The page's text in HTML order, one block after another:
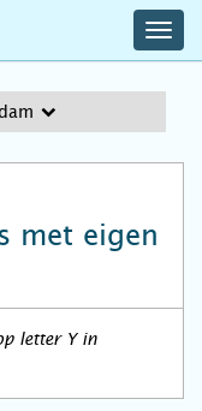
met eigen
letter Y in